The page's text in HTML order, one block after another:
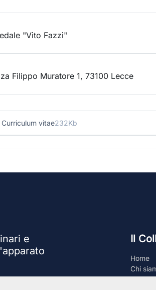
"Vito Fazzi"
Filippo Muratore 1, 73100 Lecce
Curriculum vitae232Kb
e
Il
Home
Chi
Giunta